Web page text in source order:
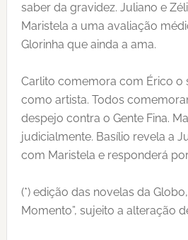
saber da gravidez. Juliano e
Maristela a uma avaliação
Glorinha que ainda a ama.
Carlito comemora com Érico o
como artista. Todos
despejo contra o Gente Fina.
judicialmente. Basílio revela a
com Maristela e responderá
(*) edição das novelas da
Momento”, sujeito a alteração